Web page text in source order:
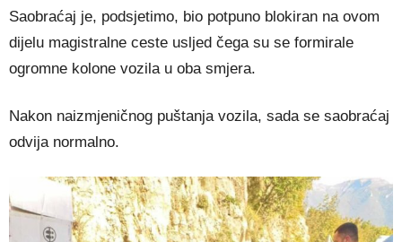
Saobraćaj je, podsjetimo, bio potpuno blokiran na ovom
dijelu magistralne ceste usljed čega su se formirale
ogromne kolone vozila u oba smjera.
Nakon naizmjeničnog puštanja vozila, sada se saobraćaj
odvija normalno.